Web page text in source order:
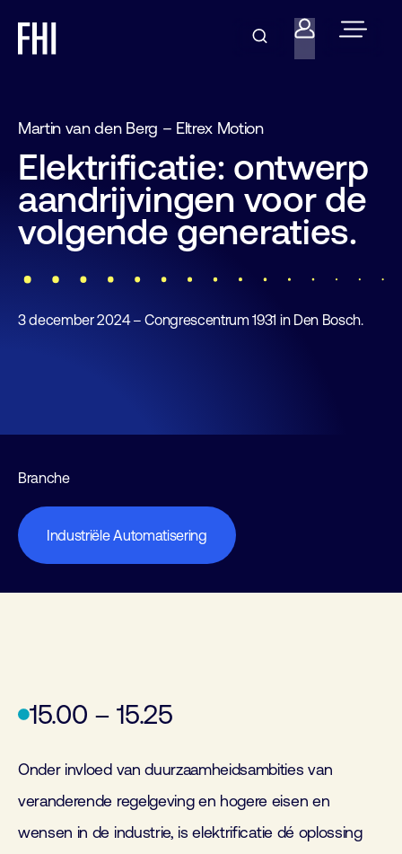
Martin van den Berg – Eltrex Motion
Elektrificatie: ontwerp
aandrijvingen voor de
volgende generaties.
3 december 2024 – Congrescentrum 1931 in Den Bosch.
Branche
Industriële Automatisering
15.00 – 15.25
Onder invloed van duurzaamheidsambities van
veranderende regelgeving en hogere eisen en
wensen in de industrie, is elektrificatie dé oplossing